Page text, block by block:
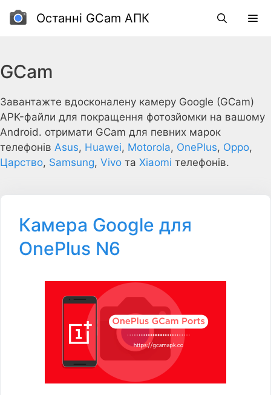
Перейти
до
Останні GCam АПК
GCam
Завантажте вдосконалену камеру Google (GCam)
APK-файли для покращення фотозйомки на вашому
Android. отримати GCam для певних марок
телефонів Asus, Huawei, Motorola, OnePlus, Oppo,
Царство, Samsung, Vivo та Xiaomi телефонів.
Камера Google для
OnePlus N6